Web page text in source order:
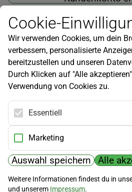
Newsletter
Infos zu neuen Produkten,
unserem Newsletter!
Jetzt anmelden
Hilfe
Kundenservice
Widerrufsbelehrung
Cookie-
Wir verwenden Cookies, um dein
verbessern, personalisierte
bereitzustellen und unseren
Durch Klicken auf "Alle
Verwendung von Cookies zu.
Essentiell
Marketing
Auswahl speichern Alle
Weitere Informationen findest du in
und unserem Impressum.